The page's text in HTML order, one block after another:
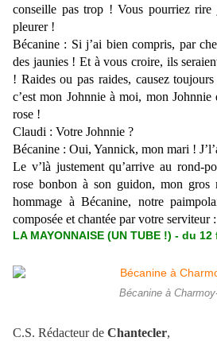
conseille pas trop ! Vous pourriez
pleurer !
Bécanine : Si j’ai bien compris, par
des jaunies ! Et à vous croire, ils
! Raides ou pas raides, causez
c’est mon Johnnie à moi, mon
rose !
Claudi : Votre Johnnie ?
Bécanine : Oui, Yannick, mon mari !
Le v’là justement qu’arrive au rond-
rose bonbon à son guidon, mon
hommage à Bécanine, notre
composée et chantée par votre serviteur :
LA MAYONNAISE (UN TUBE !) - du
Bécanine à
C.S. Rédacteur de Chantecler,